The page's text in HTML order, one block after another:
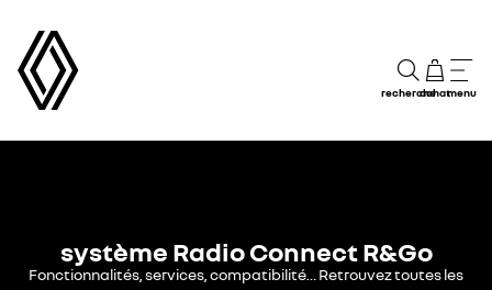
rechercheachatmenu
système Radio Connect R&Go
Fonctionnalités, services, compatibilité… Retrouvez toutes les